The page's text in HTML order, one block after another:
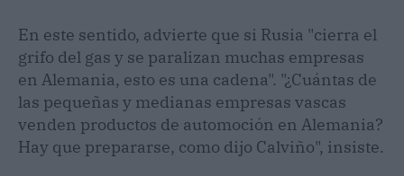
En este sentido, advierte que si Rusia "cierra el
grifo del gas y se paralizan muchas empresas
en Alemania, esto es una cadena". "¿Cuántas de
las pequeñas y medianas empresas vascas
venden productos de automoción en Alemania?
Hay que prepararse, como dijo Calviño", insiste.